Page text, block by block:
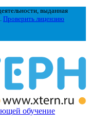
выданная
Проверить лицензию
обучение